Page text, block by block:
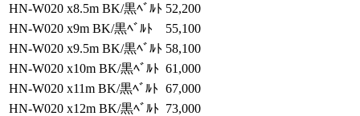
HN-W020 x8.5m BK/黒ﾍﾞﾙﾄ 52,200
HN-W020 x9m BK/黒ﾍﾞﾙﾄ
55,100
HN-W020 x9.5m BK/黒ﾍﾞﾙﾄ 58,100
HN-W020 x10m BK/黒ﾍﾞﾙﾄ 61,000
HN-W020 x11m BK/黒ﾍﾞﾙﾄ 67,000
HN-W020 x12m BK/黒ﾍﾞﾙﾄ 73,000